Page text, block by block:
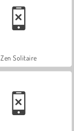
Zen Solitaire